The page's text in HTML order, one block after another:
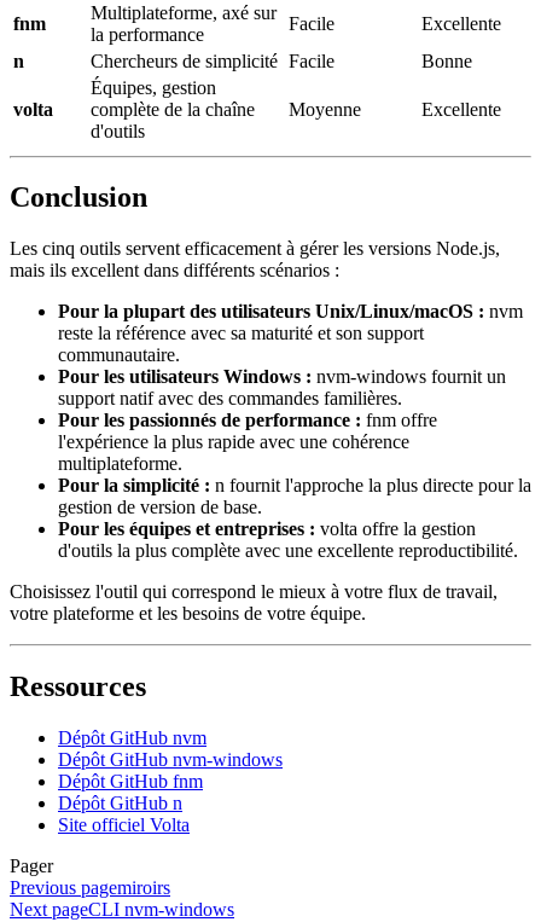
fnm
Multiplateforme, axé sur
la performance
Facile
Excellente
n
Chercheurs de simplicité Facile Bonne
volta
Équipes, gestion
complète de la chaîne
d'outils
Moyenne Excellente
Conclusion
Les cinq outils servent efficacement à gérer les versions Node.js,
mais ils excellent dans différents scénarios :
Pour la plupart des utilisateurs Unix/Linux/macOS : nvm
reste la référence avec sa maturité et son support
communautaire.
Pour les utilisateurs Windows : nvm-windows fournit un
support natif avec des commandes familières.
Pour les passionnés de performance : fnm offre
l'expérience la plus rapide avec une cohérence
multiplateforme.
Pour la simplicité : n fournit l'approche la plus directe pour la
gestion de version de base.
Pour les équipes et entreprises : volta offre la gestion
d'outils la plus complète avec une excellente reproductibilité.
Choisissez l'outil qui correspond le mieux à votre flux de travail,
votre plateforme et les besoins de votre équipe.
Ressources
Dépôt GitHub nvm
Dépôt GitHub nvm-windows
Dépôt GitHub fnm
Dépôt GitHub n
Site officiel Volta
Pager
Previous pagemiroirs
Next pageCLI nvm-windows